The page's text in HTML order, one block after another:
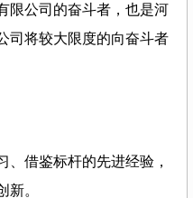
限公司的奋斗者，也是河
司将较大限度的向奋斗者
借鉴标杆的先进经验，
。